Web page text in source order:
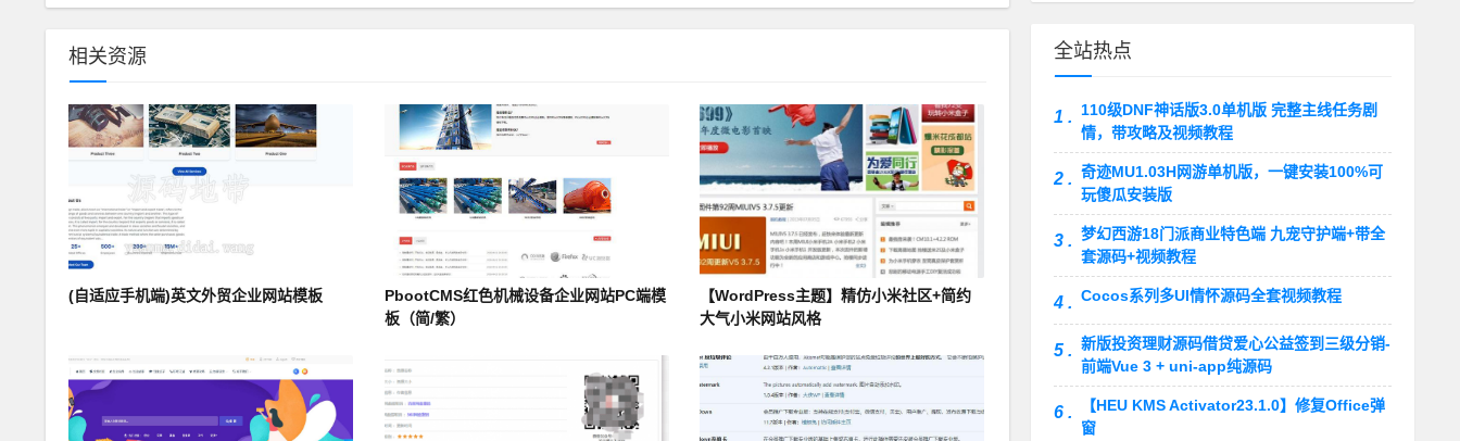
相关资源
(自适应手机端)英文外贸企业网站模板
PbootCMS红色机械设备企业网站PC端模
板（简/繁）
【WordPress主题】精仿小米社区+简约
大气小米网站风格
全站热点
1 . 110级DNF神话版3.0单机版 完整主线任务剧
情，带攻略及视频教程
2 . 奇迹MU1.03H网游单机版，一键安装100%可
玩傻瓜安装版
3 . 梦幻西游18门派商业特色端 九宠守护端+带全
套源码+视频教程
4 . Cocos系列多UI情怀源码全套视频教程
5 . 新版投资理财源码借贷爱心公益签到三级分销-
前端Vue 3 + uni-app纯源码
6 .
【HEU KMS Activator23.1.0】修复Office弹
窗